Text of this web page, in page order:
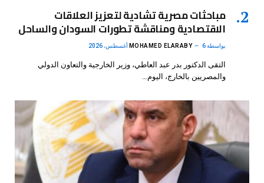
مباحثات مصرية تشادية لتعزيز العلاقات
الاقتصادية ومناقشة تطورات السودان والساحل
بواسطة MOHAMED ELARABY 6 أغسطس، 2026
التقى الدكتور بدر عبد العاطي، وزير الخارجية والتعاون الدولي
والمصريين بالخارج، اليوم…